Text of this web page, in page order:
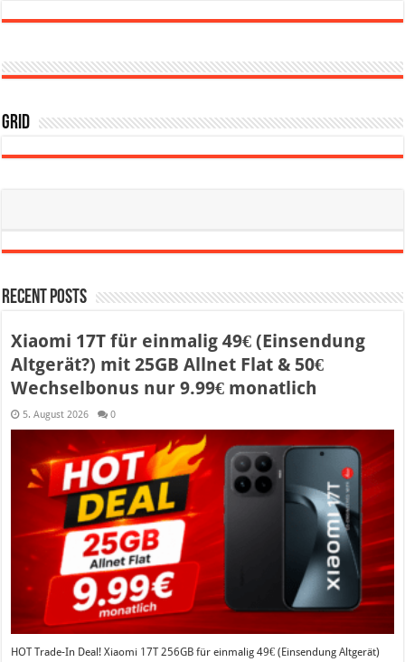
Grid
Recent Posts
Xiaomi 17T für einmalig 49€ (Einsendung
Altgerät?) mit 25GB Allnet Flat & 50€
Wechselbonus nur 9.99€ monatlich
5. August 2026 0
HOT Trade-In Deal! Xiaomi 17T 256GB für einmalig 49€ (Einsendung Altgerät)